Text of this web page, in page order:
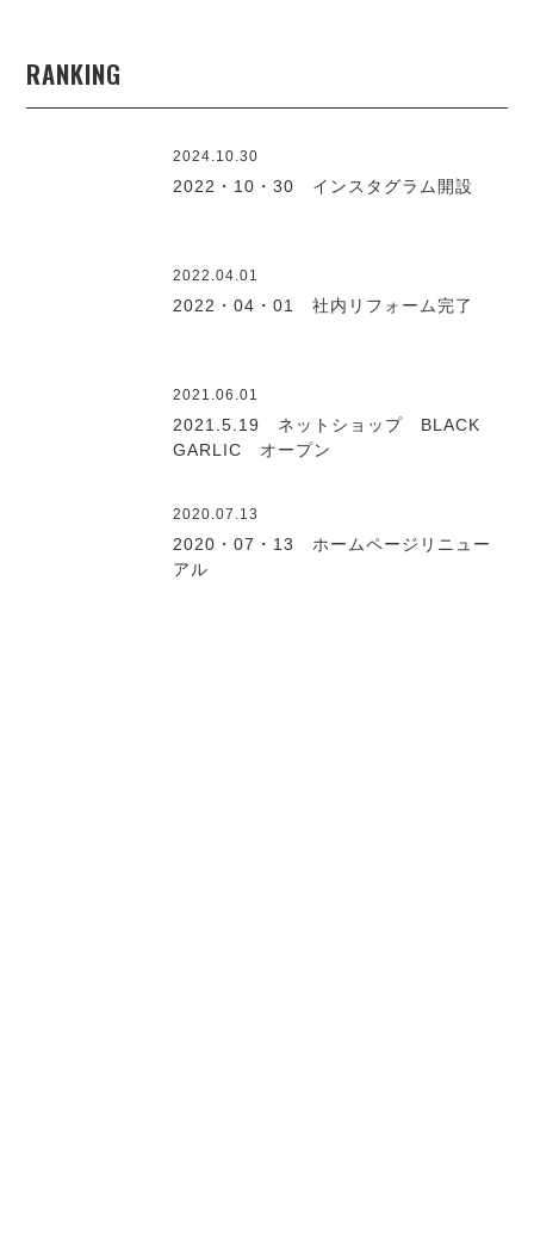
RANKING
2024.10.30
2022・10・30 インスタグラム開設
2022.04.01
2022・04・01 社内リフォーム完了
2021.06.01
2021.5.19 ネットショップ BLACK
GARLIC オープン
2020.07.13
2020・07・13 ホームページリニュー
アル